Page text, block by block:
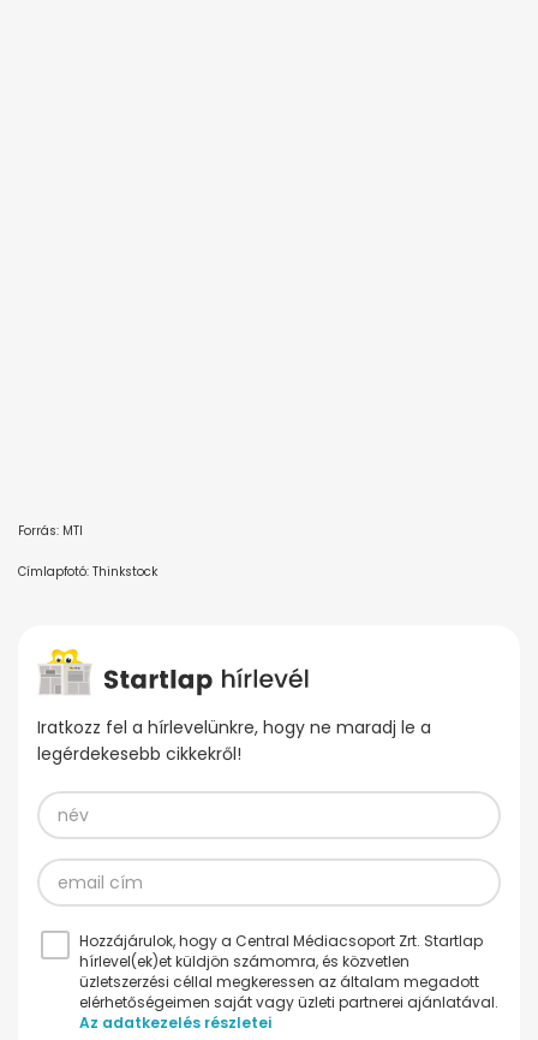
Forrás: MTI
Címlapfotó: Thinkstock
Iratkozz fel a hírlevelünkre, hogy ne maradj le a
legérdekesebb cikkekről!
Hozzájárulok, hogy a Central Médiacsoport Zrt. Startlap
hírlevel(ek)et küldjön számomra, és közvetlen
üzletszerzési céllal megkeressen az általam megadott
elérhetőségeimen saját vagy üzleti partnerei ajánlatával.
Az adatkezelés részletei